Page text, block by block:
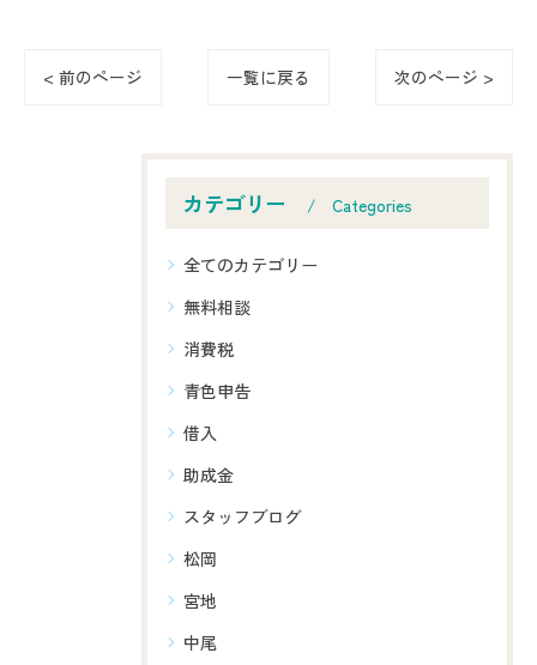
< 前のページ 一覧に戻る 次のページ >
カテゴリー Categories
全てのカテゴリー
無料相談
消費税
青色申告
借入
助成金
スタッフブログ
松岡
宮地
中尾